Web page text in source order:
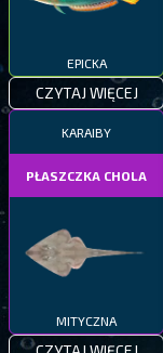
EPICKA
CZYTAJ WIĘCEJ
KARAIBY
PŁASZCZKA CHOLA
MITYCZNA